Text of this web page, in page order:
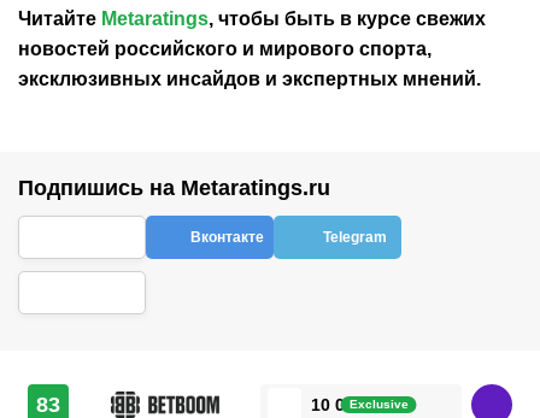
Читайте Metaratings, чтобы быть в курсе свежих
новостей российского и мирового спорта,
эксклюзивных инсайдов и экспертных мнений.
Подпишись на Metaratings.ru
Вконтакте Telegram
83 10 000 ₽Exclusive